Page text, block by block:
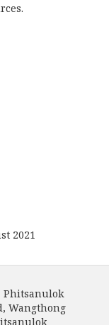
2021
Phitsanulok
Wangthong